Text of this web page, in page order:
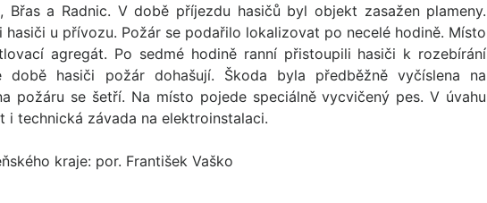
Břas a Radnic. V době příjezdu hasičů byl objekt zasažen plameny.
u přívozu. Požár se podařilo lokalizovat po necelé hodině. Místo
agregát. Po sedmé hodině ranní přistoupili hasiči k rozebírání
době hasiči požár dohašují. Škoda byla předběžně vyčíslena na
požáru se šetří. Na místo pojede speciálně vycvičený pes. V úvahu
i technická závada na elektroinstalaci.
kraje: por. František Vaško